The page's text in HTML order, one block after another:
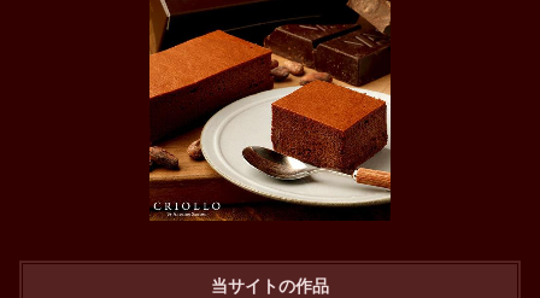
当サイトの作品